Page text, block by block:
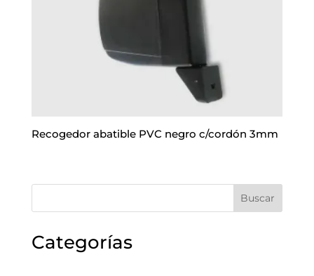
Recogedor abatible PVC negro c/cordón 3mm
Buscar
Categorías